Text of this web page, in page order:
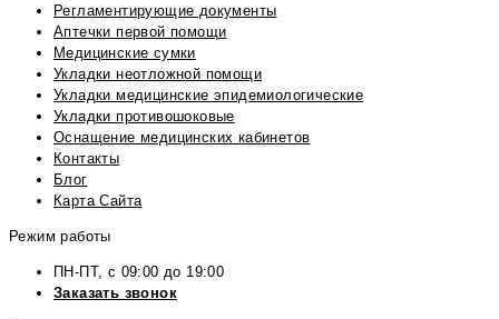
Регламентирующие документы
Аптечки первой помощи
Медицинские сумки
Укладки неотложной помощи
Укладки медицинские эпидемиологические
Укладки противошоковые
Оснащение медицинских кабинетов
Контакты
Блог
Карта Сайта
Режим работы
ПН-ПТ, с 09:00 до 19:00
Заказать звонок